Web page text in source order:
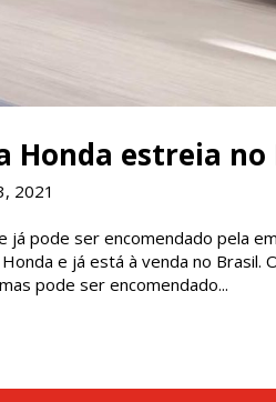
Honda estreia
2021
já pode ser encomendado pela
e já está à venda no
pode ser encomendado...